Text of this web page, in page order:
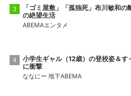
「ゴミ屋敷」「孤独死」布川敏和の
の絶望生活
ABEMAエンタメ
小学生ギャル（12歳）の登校姿＆す
に衝撃
ななにー 地下ABEMA